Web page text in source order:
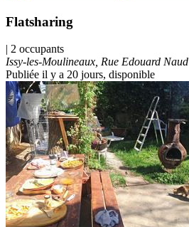
Flatsharing
| 2 occupants
Issy-les-Moulineaux, Rue Edouard Naud
Publiée il y a 20 jours, disponible